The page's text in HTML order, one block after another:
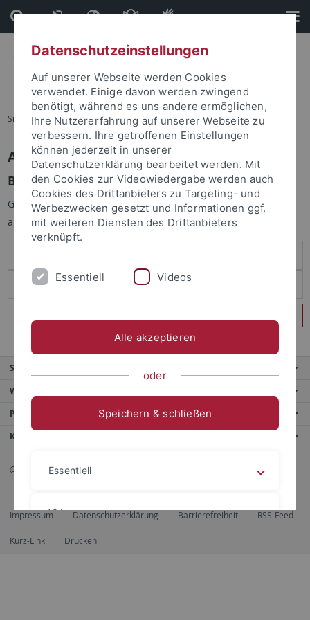
Direkt
zum
Inhalt
Direkt
zur
Fußleiste
Sie sind hier: Startseite
Anmelden
Benutzeranmeldung
Geben Sie Ihren Benutzernamen und Ihr Passwort an um sich
anzumelden:
Service
Weitere Angebote
Portale
Kontaktinfo
© 2026 Eberhard Karls Universität Tübingen, Tübingen
Impressum Datenschutzerklärung Barrierefreiheit RSS-Feed
Kurz-Link Drucken
Datenschutzeinstellungen
Auf unserer Webseite werden Cookies
verwendet. Einige davon werden zwingend
benötigt, während es uns andere ermöglichen,
Ihre Nutzererfahrung auf unserer Webseite zu
verbessern. Ihre getroffenen Einstellungen
können jederzeit in unserer
Datenschutzerklärung bearbeitet werden. Mit
den Cookies zur Videowiedergabe werden auch
Cookies des Drittanbieters zu Targeting- und
Werbezwecken gesetzt und Informationen ggf.
mit weiteren Diensten des Drittanbieters
verknüpft.
Essentiell Videos
Alle akzeptieren
oder
Speichern & schließen
Essentiell
Videos